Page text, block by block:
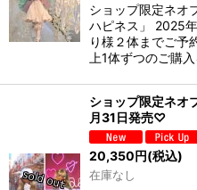
ショップ限定ネオ
ハピネス」 2025
り様２体までご
上1体ずつのご購
ショップ限定ネオ
月31日発売♡
20,350 円(税込)
在庫なし